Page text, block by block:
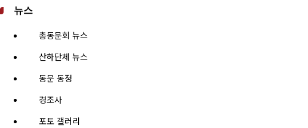
뉴스
총동문회 뉴스
산하단체 뉴스
동문 동정
경조사
포토 갤러리